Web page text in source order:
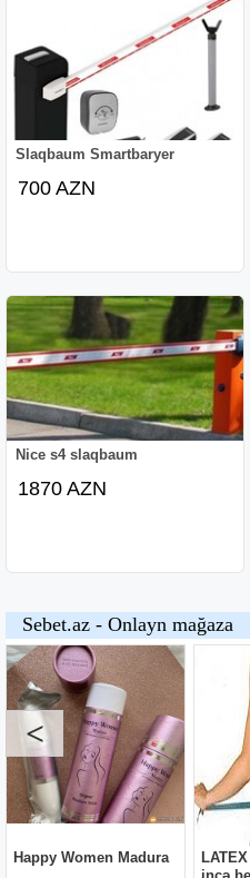
Slaqbaum Smartbaryer
700 AZN
Nice s4 slaqbaum
1870 AZN